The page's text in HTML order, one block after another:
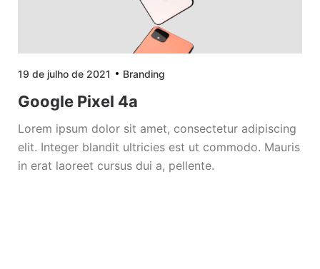
19 de julho de 2021 Branding
Google Pixel 4a
Lorem ipsum dolor sit amet, consectetur adipiscing
elit. Integer blandit ultricies est ut commodo. Mauris
in erat laoreet cursus dui a, pellente.